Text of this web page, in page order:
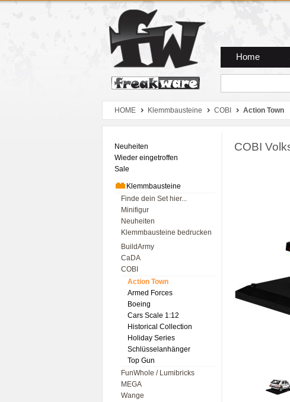
Zum Hauptmenue
Zum Seiteninhalt
Zum Warenkob
Home
HOME Klemmbausteine COBI Action Town
Neuheiten
Wieder eingetroffen
Sale
Klemmbausteine
Finde dein Set hier...
Minifigur
Neuheiten
Klemmbausteine bedrucken
BuildArmy
CaDA
COBI
Action Town
Armed Forces
Boeing
Cars Scale 1:12
Historical Collection
Holiday Series
Schlüsselanhänger
Top Gun
FunWhole / Lumibricks
MEGA
Wange
COBI